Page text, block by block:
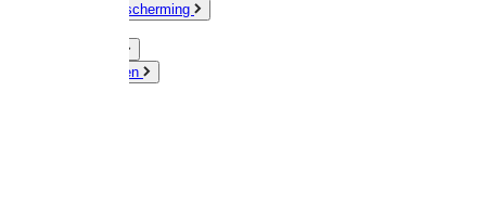
Gelaatsbescherming
Knaagdieren